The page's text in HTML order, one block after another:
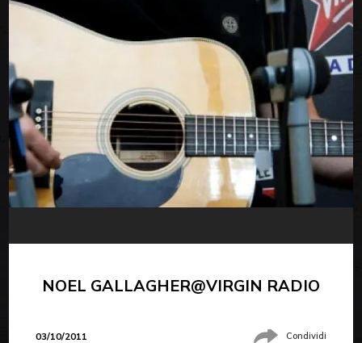
NOEL GALLAGHER@VIRGIN RADIO
03/10/2011 Condividi